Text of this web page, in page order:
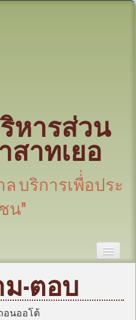
หารส่วน
สาทเยอ
บริการเพื่่อประ
น"
-ตอบ
อนออโต้